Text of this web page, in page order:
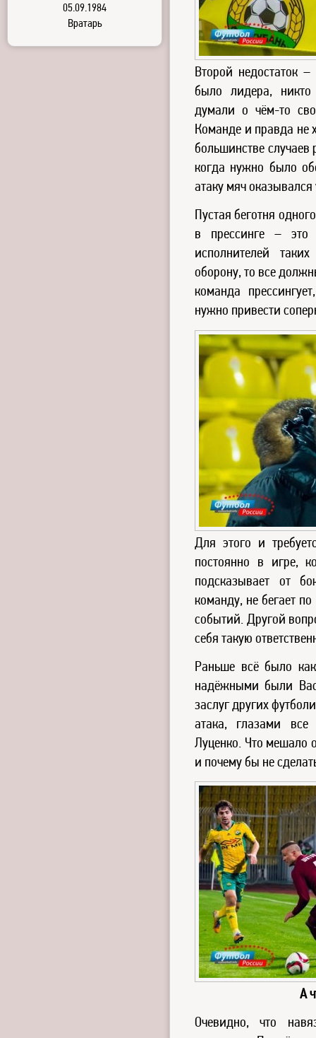
Второй недостаток
было лидера,
думали о чём-то
Команде и правда не
большинстве случаев
когда нужно было
атаку мяч оказывался
Пустая беготня
в прессинге –
исполнителей
оборону, то все
команда
нужно привести
Для этого и
постоянно в игре,
подсказывает от
команду, не бегает
событий. Другой
себя такую
Раньше всё было
надёжными были
заслуг других
атака, глазами
Луценко. Что мешало
и почему бы не
А
Очевидно, что
05.09.1984
Вратарь